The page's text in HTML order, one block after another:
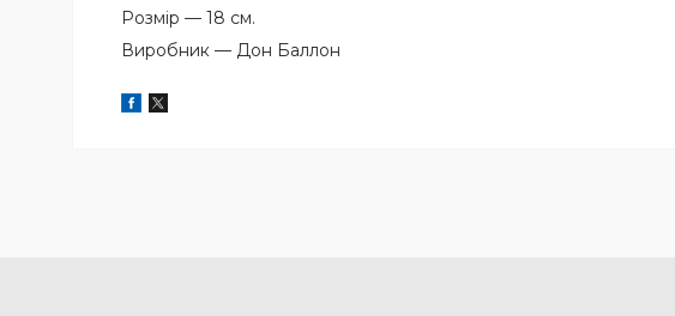
Розмір — 18 см.
Виробник — Дон Баллон